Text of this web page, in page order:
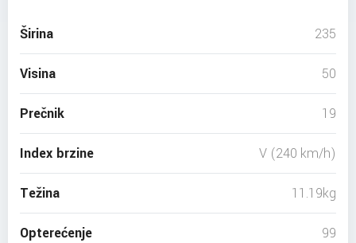
Širina 235
Visina 50
Prečnik 19
Index brzine V (240 km/h)
Težina 11.19kg
Opterećenje 99